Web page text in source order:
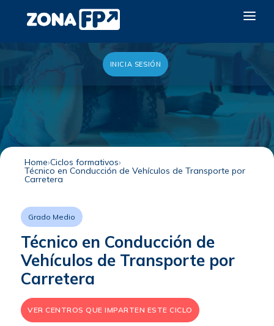
NOTICIAS
QUIERO EXPONER
INICIA SESIÓN
Home Ciclos formativos
Técnico en Conducción de Vehículos de Transporte por
Carretera
Grado Medio
Técnico en Conducción de
Vehículos de Transporte por
Carretera
VER CENTROS QUE IMPARTEN ESTE CICLO